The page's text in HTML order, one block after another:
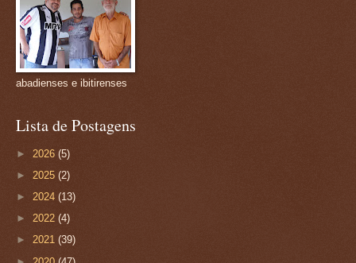
abadienses e ibitirenses
Lista de Postagens
► 2026 (5)
► 2025 (2)
► 2024 (13)
► 2022 (4)
► 2021 (39)